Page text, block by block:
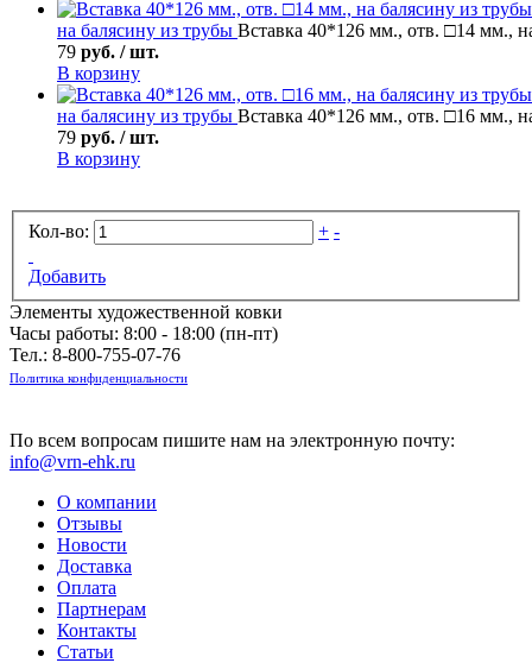
на балясину из трубы Вставка 40*126 мм., отв. □14 мм.,
79 руб. / шт.
В корзину
на балясину из трубы Вставка 40*126 мм., отв. □16 мм.,
79 руб. / шт.
В корзину
Кол-во: + -
Добавить
Элементы художественной ковки
Часы работы: 8:00 - 18:00 (пн-пт)
Тел.: 8-800-755-07-76
Политика конфиденциальности
По всем вопросам пишите нам на электронную почту:
info@vrn-ehk.ru
О компании
Отзывы
Новости
Доставка
Оплата
Партнерам
Контакты
Статьи